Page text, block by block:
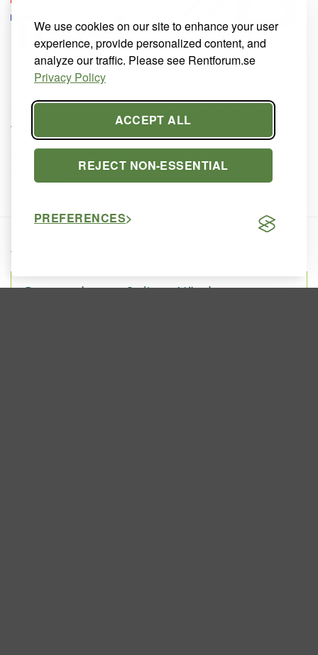
We use cookies on our site to enhance your user
experience, provide personalized content, and
analyze our traffic. Please see Rentforum.se
Privacy Policy
ACCEPT ALL
REJECT NON-ESSENTIAL
PREFERENCES
Armskydd
Brand:
Brand:
Annons: